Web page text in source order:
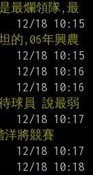
最爛領隊,最
的,06年興農
球員 說最弱
將競賽